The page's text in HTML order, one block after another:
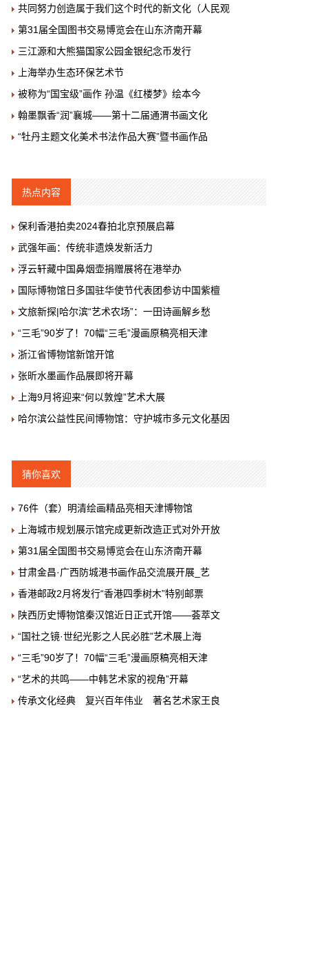
共同努力创造属于我们这个时代的新文化（人民观
第31届全国图书交易博览会在山东济南开幕
三江源和大熊猫国家公园金银纪念币发行
上海举办生态环保艺术节
被称为“国宝级”画作 孙温《红楼梦》绘本今
翰墨飘香“润”襄城——第十二届通渭书画文化
“牡丹主题文化美术书法作品大赛”暨书画作品
热点内容
保利香港拍卖2024春拍北京预展启幕
武强年画：传统非遗焕发新活力
浮云轩藏中国鼻烟壶捐赠展将在港举办
国际博物馆日多国驻华使节代表团参访中国紫檀
文旅新探|哈尔滨“艺术农场”：一田诗画解乡愁
“三毛”90岁了！70幅“三毛”漫画原稿亮相天津
浙江省博物馆新馆开馆
张昕水墨画作品展即将开幕
上海9月将迎来“何以敦煌”艺术大展
哈尔滨公益性民间博物馆：守护城市多元文化基因
猜你喜欢
76件（套）明清绘画精品亮相天津博物馆
上海城市规划展示馆完成更新改造正式对外开放
第31届全国图书交易博览会在山东济南开幕
甘肃金昌·广西防城港书画作品交流展开展_艺
香港邮政2月将发行“香港四季树木”特别邮票
陕西历史博物馆秦汉馆近日正式开馆——荟萃文
“国社之镜·世纪光影之人民必胜”艺术展上海
“三毛”90岁了！70幅“三毛”漫画原稿亮相天津
“艺术的共鸣——中韩艺术家的视角”开幕
传承文化经典 复兴百年伟业 著名艺术家王良